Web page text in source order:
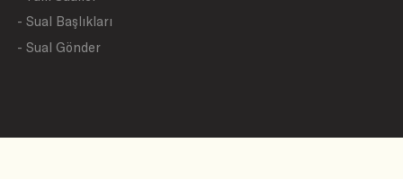
- Sual Başlıkları
- Sual Gönder